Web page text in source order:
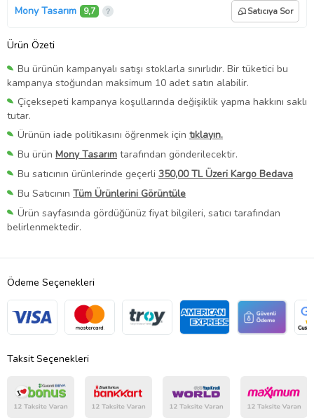
Mony Tasarım 9,7 Satıcıya Sor
Ürün Özeti
Bu ürünün kampanyalı satışı stoklarla sınırlıdır. Bir tüketici bu
kampanya stoğundan maksimum 10 adet satın alabilir.
Çiçeksepeti kampanya koşullarında değişiklik yapma hakkını saklı
tutar.
Ürünün iade politikasını öğrenmek için tıklayın.
Bu ürün Mony Tasarım tarafından gönderilecektir.
Bu satıcının ürünlerinde geçerli 350,00 TL Üzeri Kargo Bedava
Bu Satıcının Tüm Ürünlerini Görüntüle
Ürün sayfasında gördüğünüz fiyat bilgileri, satıcı tarafından
belirlenmektedir.
Ödeme Seçenekleri
Taksit Seçenekleri